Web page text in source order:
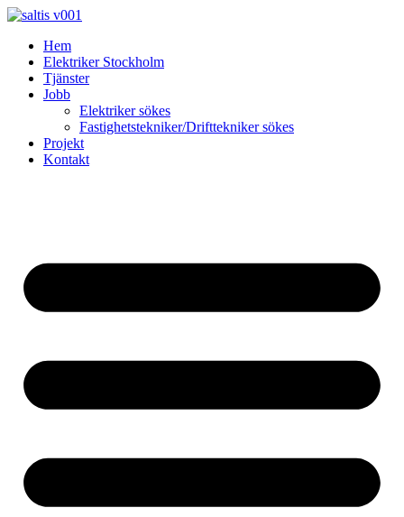
Skip
contentHem
Elektriker Stockholm
Tjänster
Jobb
Elektriker sökes
Fastighetstekniker/Drifttekniker sökes
Projekt
Kontakt